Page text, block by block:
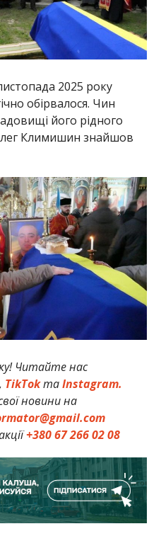
2025 року
обірвалося. Чин
його рідного
Климишин знайшов
Читайте нас
TikTokтаInstagram.
новини на
+380 67 266 02 08